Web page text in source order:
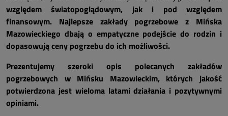
względem światopoglądowym, jak i pod względem
finansowym. Najlepsze zakłady pogrzebowe z Mińska
Mazowieckiego dbają o empatyczne podejście do rodzin i
dopasowują ceny pogrzebu do ich możliwości.
Prezentujemy szeroki opis polecanych zakładów
pogrzebowych w Mińsku Mazowieckim, których jakość
potwierdzona jest wieloma latami działania i pozytywnymi
opiniami.